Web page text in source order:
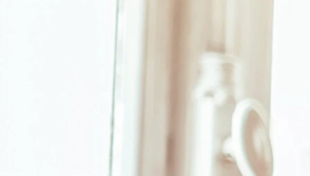
Streit mit nahestehenden Menschen, Probleme bei der Arbeit
oder der Rückzug von früheren Interessen sind oft die ersten
sichtbaren Folgen – noch bevor Betroffene selbst den
Wiederholtes Verheimlichen oder Herunterspielen des eigenen